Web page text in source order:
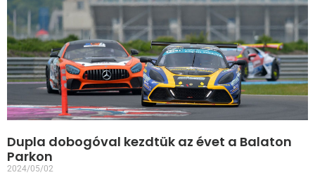
Dupla dobogóval kezdtük az évet a Balaton
Parkon
2024/05/02